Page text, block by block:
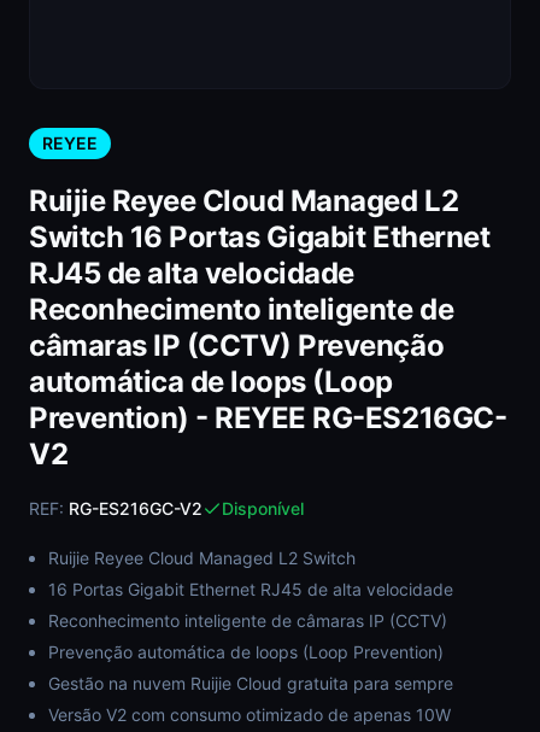
REYEE
Ruijie Reyee Cloud Managed L2
Switch 16 Portas Gigabit Ethernet
RJ45 de alta velocidade
Reconhecimento inteligente de
câmaras IP (CCTV) Prevenção
automática de loops (Loop
Prevention) - REYEE RG-ES216GC-
V2
REF: RG-ES216GC-V2 Disponível
Ruijie Reyee Cloud Managed L2 Switch
16 Portas Gigabit Ethernet RJ45 de alta velocidade
Reconhecimento inteligente de câmaras IP (CCTV)
Prevenção automática de loops (Loop Prevention)
Gestão na nuvem Ruijie Cloud gratuita para sempre
Versão V2 com consumo otimizado de apenas 10W